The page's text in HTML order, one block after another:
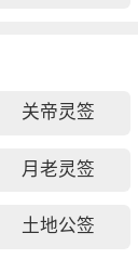
关帝灵签
月老灵签
土地公签